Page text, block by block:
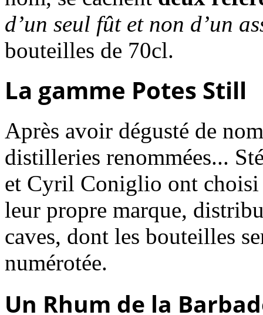
d’un seul fût et non d’un
bouteilles de 70cl.
La gamme Potes Still
Après avoir dégusté de
distilleries renommées...
et Cyril Coniglio ont
leur propre marque,
caves, dont les bouteilles
numérotée.
Un Rhum de la